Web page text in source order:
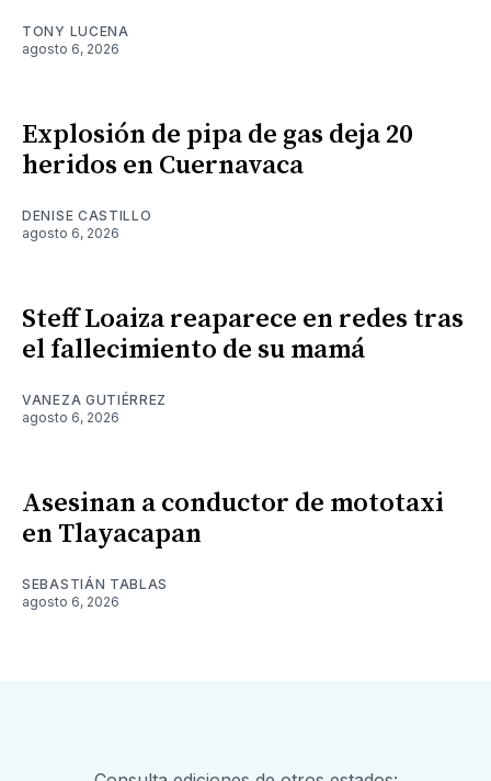
TONY LUCENA
agosto 6, 2026
Explosión de pipa de gas deja 20
heridos en Cuernavaca
DENISE CASTILLO
agosto 6, 2026
Steff Loaiza reaparece en redes tras
el fallecimiento de su mamá
VANEZA GUTIÉRREZ
agosto 6, 2026
Asesinan a conductor de mototaxi
en Tlayacapan
SEBASTIÁN TABLAS
agosto 6, 2026